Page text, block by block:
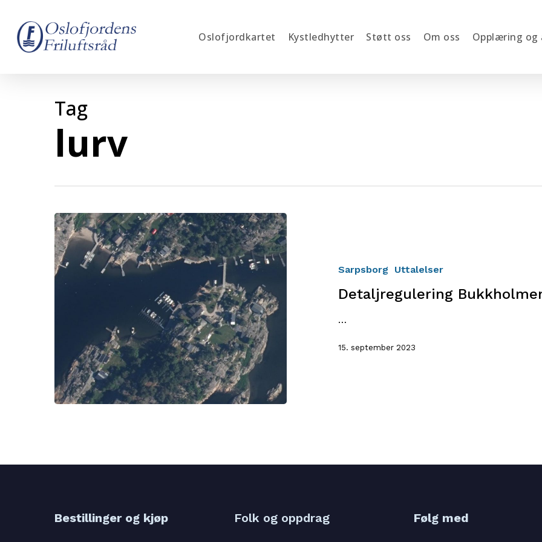
main
content
Oslofjordkartet Kystledhytter Støtt oss Om oss Opplæring og
Tag
lurv
Sarpsborg Uttalelser
Detaljregulering
…
15. september 2023
Bestillinger og kjøp Folk og oppdrag Følg med